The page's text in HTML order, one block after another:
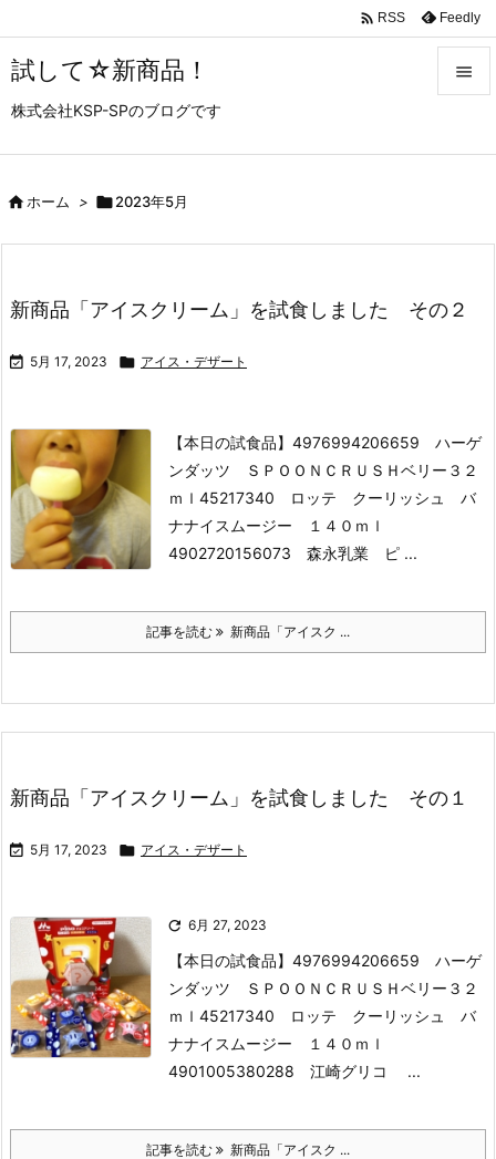
試して☆新商品！
株式会社KSP-SPのブログです

次へ
 RSS Feedly
ホーム > 2023年5月
新商品「アイスクリーム」を試食しました その２
 5月 17, 2023  アイス・デザート
【本日の試食品】 4976994206659 ハーゲ
ンダッツ ＳＰＯＯＮＣＲＵＳＨベリー３２
ｍｌ 45217340 ロッテ クーリッシュ バ
ナナイスムージー １４０ｍｌ
4902720156073 森永乳業 ピ ...
記事を読む 新商品「アイスク ...
新商品「アイスクリーム」を試食しました その１
 5月 17, 2023  アイス・デザート
 6月 27, 2023
【本日の試食品】 4976994206659 ハーゲ
ンダッツ ＳＰＯＯＮＣＲＵＳＨベリー３２
ｍｌ 45217340 ロッテ クーリッシュ バ
ナナイスムージー １４０ｍｌ
4901005380288 江崎グリコ ...
記事を読む 新商品「アイスク ...